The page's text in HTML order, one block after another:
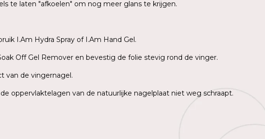
te laten "afkoelen" om nog meer glans te krijgen.
I.Am Hydra Spray of I.Am Hand Gel.
Off Gel Remover en bevestig de folie stevig rond de vinger.
van de vingernagel.
oppervlaktelagen van de natuurlijke nagelplaat niet weg schraapt.